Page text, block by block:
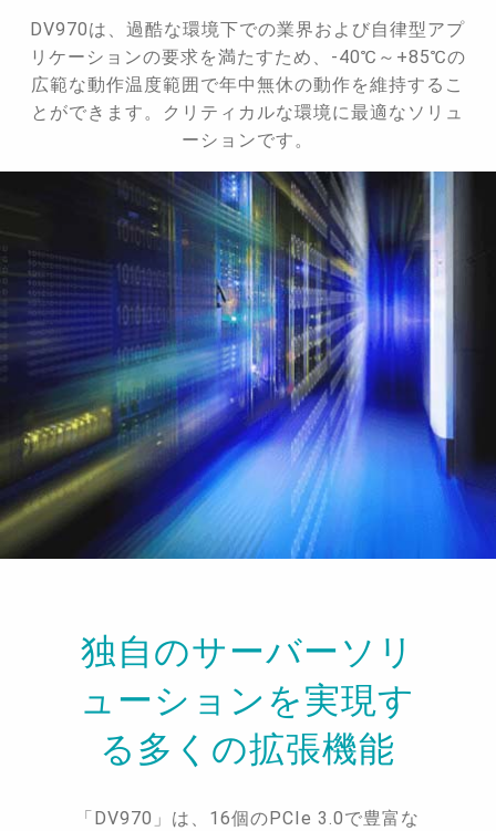
DV970は、過酷な環境下での業界および自律型アプ
リケーションの要求を満たすため、-40℃～+85℃の
広範な動作温度範囲で年中無休の動作を維持するこ
とができます。クリティカルな環境に最適なソリュ
ーションです。
独自のサーバーソリ
ューションを実現す
る多くの拡張機能
「DV970」は、16個のPCIe 3.0で豊富な